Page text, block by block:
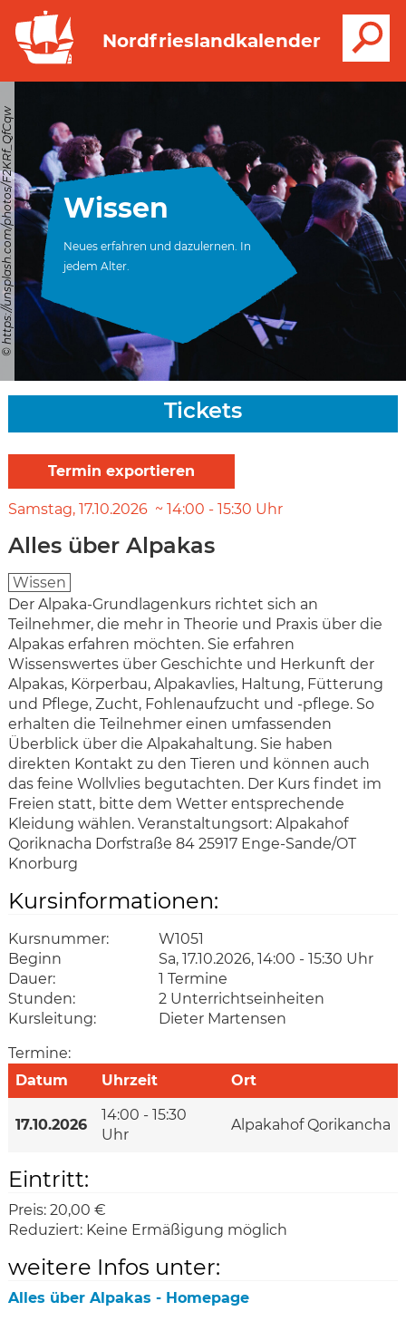
Nordfrieslandkalender
Wissen
Neues erfahren und dazulernen. In
jedem Alter.
© https://unsplash.com/photos/F2KRf_QfCqw
Samstag 17.10.2026 14:00 - 15:30 Uhr
Alles über Alpakas
Wissen
Der Alpaka-Grundlagenkurs richtet sich an
Teilnehmer, die mehr in Theorie und Praxis über die
Alpakas erfahren möchten. Sie erfahren
Wissenswertes über Geschichte und Herkunft der
Alpakas, Körperbau, Alpakavlies, Haltung, Fütterung
und Pflege, Zucht, Fohlenaufzucht und -pflege. So
erhalten die Teilnehmer einen umfassenden
Überblick über die Alpakahaltung. Sie haben
direkten Kontakt zu den Tieren und können auch
das feine Wollvlies begutachten. Der Kurs findet im
Freien statt, bitte dem Wetter entsprechende
Kleidung wählen. Veranstaltungsort: Alpakahof
Qoriknacha Dorfstraße 84 25917 Enge-Sande/OT
Knorburg
Kursinformationen:
Kursnummer:
W1051
Beginn
Sa, 17.10.2026, 14:00 - 15:30 Uhr
Dauer:
1 Termine
Stunden:
2 Unterrichtseinheiten
Kursleitung:
Dieter Martensen
Termine:
Datum
Uhrzeit Ort
17.10.2026
14:00 - 15:30
Uhr
Alpakahof Qorikancha
Eintritt:
Preis: 20,00 €
Reduziert: Keine Ermäßigung möglich
weitere Infos unter:
Alles über Alpakas - Homepage
Tickets